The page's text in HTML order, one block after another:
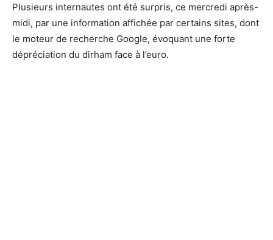
Plusieurs internautes ont été surpris, ce mercredi après-
midi, par une information affichée par certains sites, dont
le moteur de recherche Google, évoquant une forte
dépréciation du dirham face à l’euro.